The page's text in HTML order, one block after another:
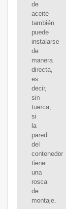
de
aceite
también
puede
instalarse
de
manera
directa,
es
decir,
sin
tuerca,
si
la
pared
del
contenedor
tiene
una
rosca
de
montaje.